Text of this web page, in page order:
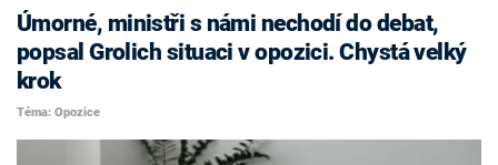
Úmorné, ministři s námi nechodí do debat,
popsal Grolich situaci v opozici. Chystá velký
krok
Téma: Opozice